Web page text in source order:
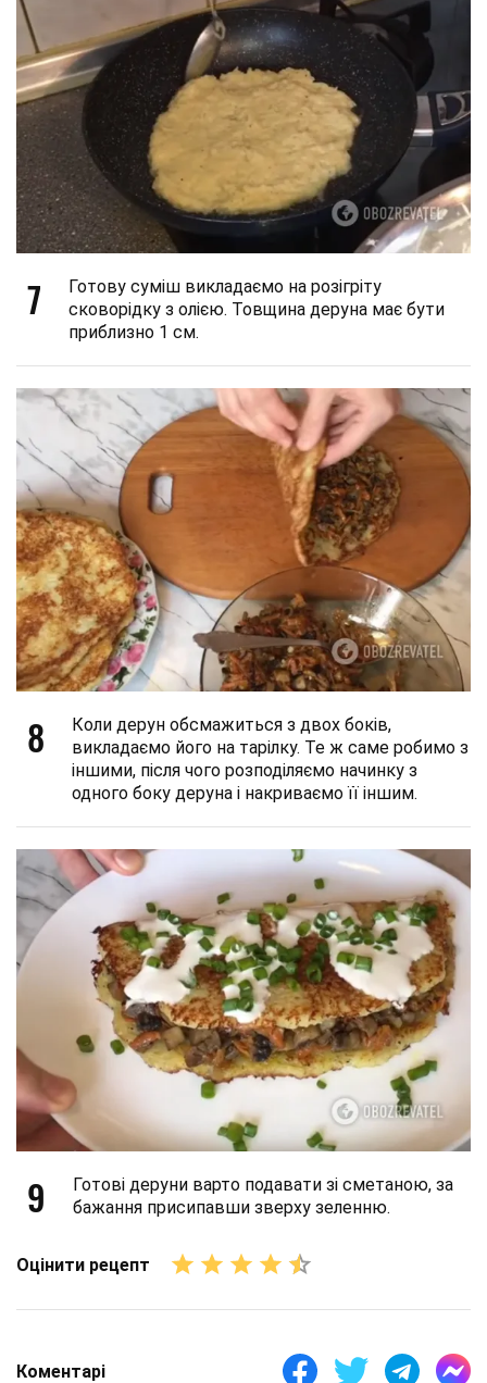
7
Готову суміш викладаємо на розігріту
сковорідку з олією. Товщина деруна має бути
приблизно 1 см.
8
Коли дерун обсмажиться з двох боків,
викладаємо його на тарілку. Те ж саме робимо з
іншими, після чого розподіляємо начинку з
одного боку деруна і накриваємо її іншим.
9
Готові деруни варто подавати зі сметаною, за
бажання присипавши зверху зеленню.
Оцінити рецепт
Коментарі